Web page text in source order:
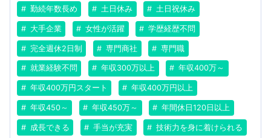
勤続年数長め 土日休み 土日祝休み
大手企業 女性が活躍 学歴経歴不問
完全週休2日制 専門商社 専門職
就業経験不問 年収300万以上 年収400万～
年収400万円スタート 年収400万円以上
年収450～ 年収450万～ 年間休日120日以上
成長できる 手当が充実 技術力を身に着けられる